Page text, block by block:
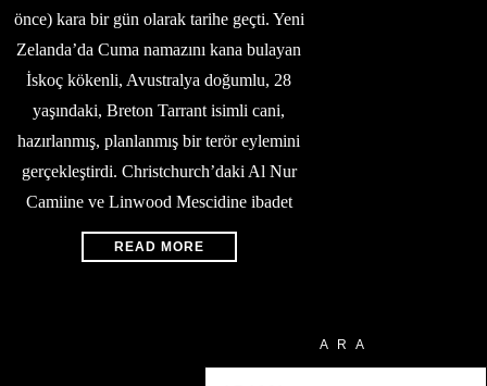
önce) kara bir gün olarak tarihe geçti. Yeni
Zelanda’da Cuma namazını kana bulayan
İskoç kökenli, Avustralya doğumlu, 28
yaşındaki, Breton Tarrant isimli cani,
hazırlanmış, planlanmış bir terör eylemini
gerçekleştirdi. Christchurch’daki Al Nur
Camiine ve Linwood Mescidine ibadet
READ MORE
ARA